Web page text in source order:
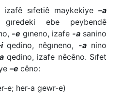
sıfetiê maykekiye –a
ebe peybendê
-e gıneno, izafe -a sanino
qedino, nêgıneno, -anino
qedino, izafe nêcêno. Sıfet
–e cêno:
e; her-a gewr-e)